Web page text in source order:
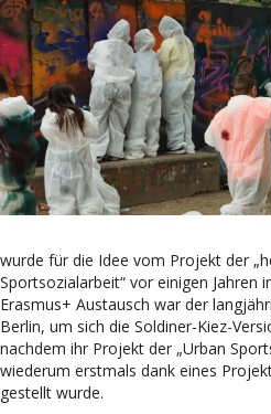
wurde für die Idee vom Projekt der
Sportsozialarbeit“ vor einigen Jahren
Erasmus+ Austausch war der
Berlin, um sich die Soldiner-Kiez-
nachdem ihr Projekt der „Urban
wiederum erstmals dank eines
gestellt wurde.